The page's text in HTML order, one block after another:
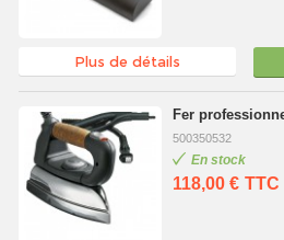
Plus de détails
Fer
500350532
En stock
118,00 € TTC